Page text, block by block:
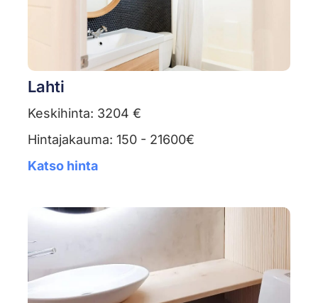
Lahti
Keskihinta: 3204 €
Hintajakauma: 150 - 21600€
Katso hinta